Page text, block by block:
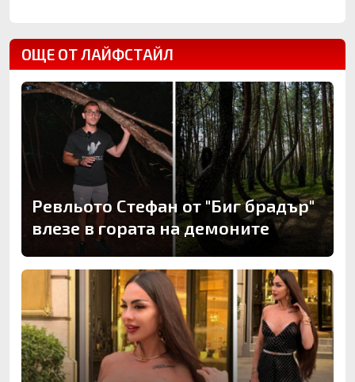
ОЩЕ ОТ ЛАЙФСТАЙЛ
Ревльото Стефан от "Биг брадър"
влезе в гората на демоните